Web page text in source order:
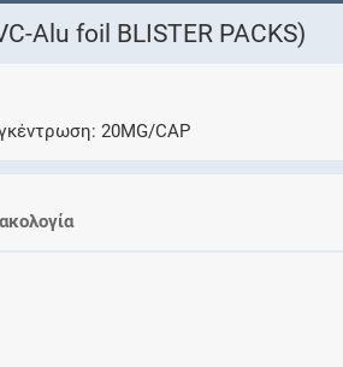
αντενδείξεις και
Alu foil BLISTER PACKS)
20MG/CAP